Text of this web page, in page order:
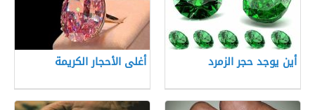
أين يوجد حجر الزمرد أغلى الأحجار الكريمة